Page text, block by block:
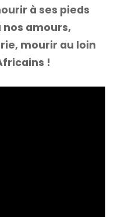
à ses pieds
amours,
mourir au loin
!